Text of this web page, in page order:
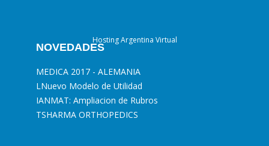
NOVEDADES
MEDICA 2017 - ALEMANIA
LNuevo Modelo de Utilidad
IANMAT: Ampliacion de Rubros
TSHARMA ORTHOPEDICS
Hosting Argentina Virtual